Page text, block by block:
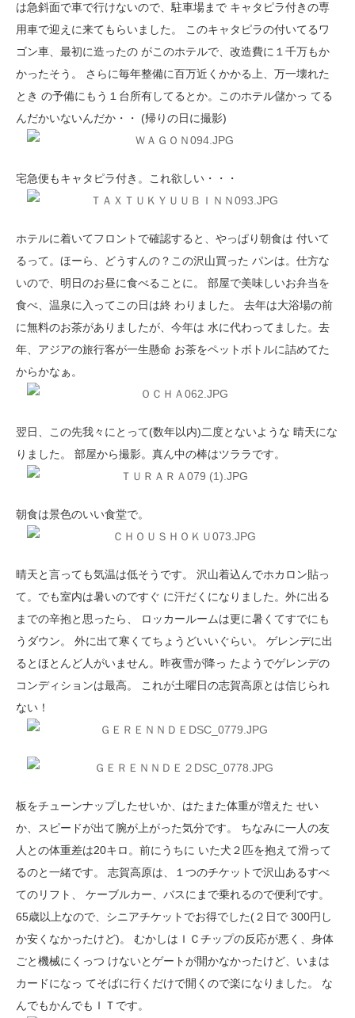
は急斜面で車で行けないので、駐車場まで キャタピラ付きの専
用車で迎えに来てもらいました。 このキャタピラの付いてるワ
ゴン車、最初に造ったの がこのホテルで、改造費に１千万もか
かったそう。 さらに毎年整備に百万近くかかる上、万一壊れた
とき の予備にもう１台所有してるとか。このホテル儲かっ てる
んだかいないんだか・・ (帰りの日に撮影)
宅急便もキャタピラ付き。これ欲しい・・・
ホテルに着いてフロントで確認すると、やっぱり朝食は 付いて
るって。ほーら、どうすんの？この沢山買った パンは。仕方な
いので、明日のお昼に食べることに。 部屋で美味しいお弁当を
食べ、温泉に入ってこの日は終 わりました。 去年は大浴場の前
に無料のお茶がありましたが、今年は 水に代わってました。去
年、アジアの旅行客が一生懸命 お茶をペットボトルに詰めてた
からかなぁ。
翌日、この先我々にとって(数年以内)二度とないような 晴天にな
りました。 部屋から撮影。真ん中の棒はツララです。
朝食は景色のいい食堂で。
晴天と言っても気温は低そうです。 沢山着込んでホカロン貼っ
て。でも室内は暑いのですぐ に汗だくになりました。外に出る
までの辛抱と思ったら、 ロッカールームは更に暑くてすでにも
うダウン。 外に出て寒くてちょうどいいぐらい。 ゲレンデに出
るとほとんど人がいません。昨夜雪が降っ たようでゲレンデの
コンディションは最高。 これが土曜日の志賀高原とは信じられ
ない！
板をチューンナップしたせいか、はたまた体重が増えた せい
か、スピードが出て腕が上がった気分です。 ちなみに一人の友
人との体重差は20キロ。前にうちに いた犬２匹を抱えて滑って
るのと一緒です。 志賀高原は、１つのチケットで沢山あるすべ
てのリフト、 ケーブルカー、バスにまで乗れるので便利です。
65歳以上なので、シニアチケットでお得でした(２日で 300円し
か安くなかったけど)。 むかしはＩＣチップの反応が悪く、身体
ごと機械にくっつ けないとゲートが開かなかったけど、いまは
カードになっ てそばに行くだけで開くので楽になりました。 な
んでもかんでもＩＴです。